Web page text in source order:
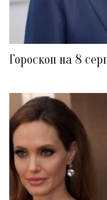
Гороскоп на 8